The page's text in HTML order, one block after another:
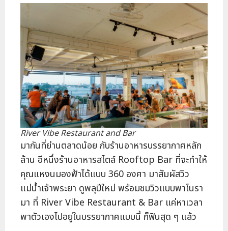
River Vibe Restaurant and Bar
มากันที่ย่านตลาดน้อย กับร้านอาหารบรรยากาศหลัก
ล้าน อีหนึ่งร้านอาหารสไตล์ Rooftop Bar ที่จะทำให้
คุณแหงนมองฟ้าได้แบบ 360 องศา มาสัมผัสวิว
แม่น้ำเจ้าพระยา ดูพลุปีใหม่ พร้อมชมวิวแบบพาโนรา
มา ที่ River​ Vibe​ Restaurant & Bar แค่หาเวลา
พาตัวเองไปอยู่ในบรรยากาศแบบนี้ ก็ฟินสุด ๆ แล้ว